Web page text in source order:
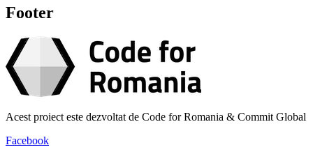
Footer
Acest proiect este dezvoltat de Code for Romania & Commit Global
Facebook